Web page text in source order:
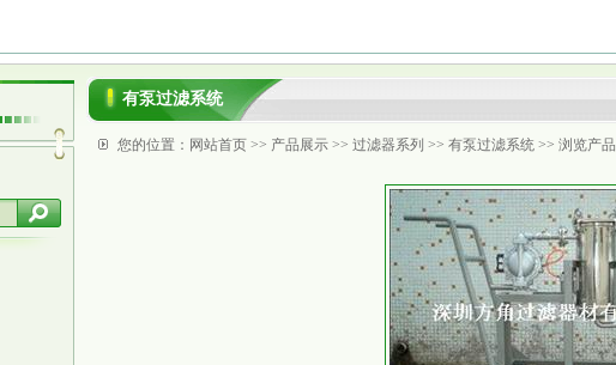
有泵过滤系统
您的位置： 网站首页 >> 产品展示 >> 过滤器系列 >> 有泵过滤系统 >> 浏览产品